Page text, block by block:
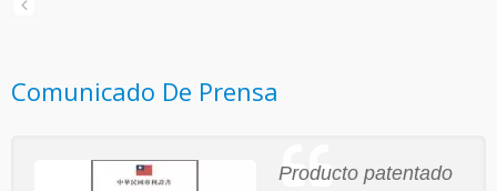
Comunicado De Prensa
Producto patentado